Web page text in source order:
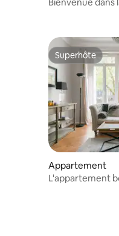
Superhôte
Superhôte
Appartement
L'appartement